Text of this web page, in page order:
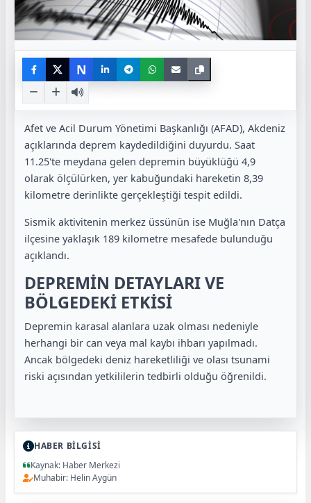
N
Afet ve Acil Durum Yönetimi Başkanlığı (AFAD), Akdeniz
açıklarında deprem kaydedildiğini duyurdu. Saat
11.25'te meydana gelen depremin büyüklüğü 4,9
olarak ölçülürken, yer kabuğundaki hareketin 8,39
kilometre derinlikte gerçekleştiği tespit edildi.
Sismik aktivitenin merkez üssünün ise Muğla'nın Datça
ilçesine yaklaşık 189 kilometre mesafede bulunduğu
açıklandı.
DEPREMİN DETAYLARI VE
BÖLGEDEKİ ETKİSİ
Depremin karasal alanlara uzak olması nedeniyle
herhangi bir can veya mal kaybı ihbarı yapılmadı.
Ancak bölgedeki deniz hareketliliği ve olası tsunami
riski açısından yetkililerin tedbirli olduğu öğrenildi.
HABER BİLGİSİ
Kaynak: Haber Merkezi
Muhabir: Helin Aygün